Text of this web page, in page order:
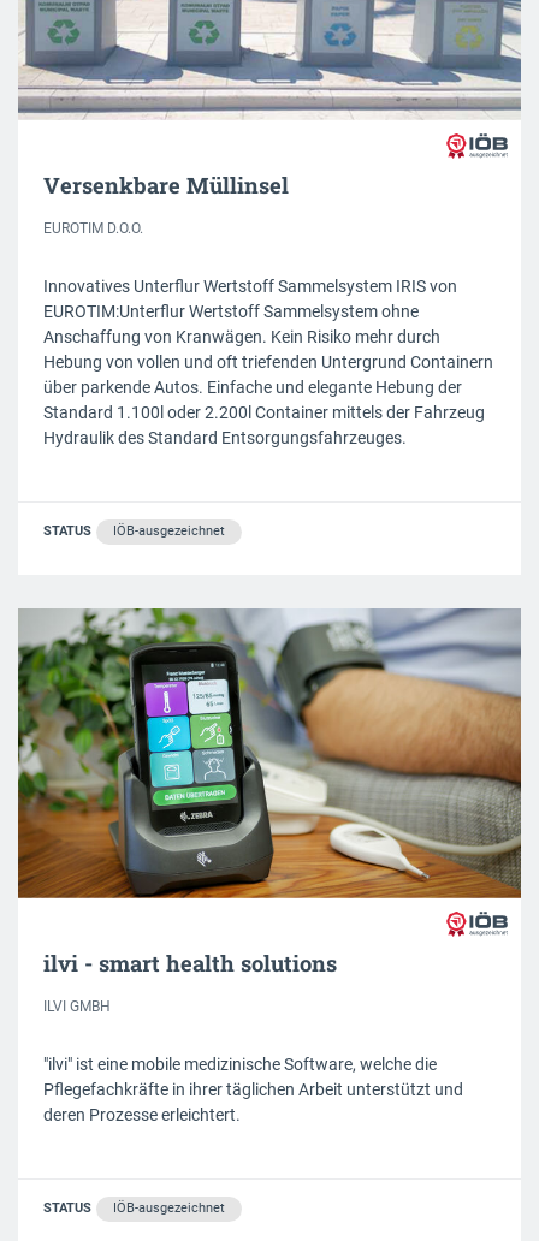
Versenkbare Müllinsel
EUROTIM D.O.O.
Innovatives Unterflur Wertstoff Sammelsystem IRIS von
EUROTIM:Unterflur Wertstoff Sammelsystem ohne
Anschaffung von Kranwägen. Kein Risiko mehr durch
Hebung von vollen und oft triefenden Untergrund Containern
über parkende Autos. Einfache und elegante Hebung der
Standard 1.100l oder 2.200l Container mittels der Fahrzeug
Hydraulik des Standard Entsorgungsfahrzeuges.
STATUS IÖB-ausgezeichnet
ilvi - smart health solutions
ILVI GMBH
"ilvi" ist eine mobile medizinische Software, welche die
Pflegefachkräfte in ihrer täglichen Arbeit unterstützt und
deren Prozesse erleichtert.
STATUS IÖB-ausgezeichnet